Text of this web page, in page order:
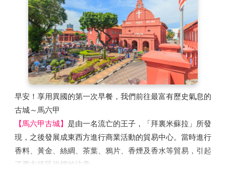
面積達101公頃，花園中巨大穹頂溫室培植著38萬株來自世
界不同地域的罕見稀有奇花異卉。南園區矗立令人驚歎的標
誌性超級樹（Supertree），兼具造型、科技以及環保的擎
天樹叢，是新加坡前五名的地標之一，同時也別錯過欣賞覆
蓋在牆面上的各式花卉。入夜後，擎天樹叢隨著音樂換成各
種顏色的燈光，絢爛而夢幻，誰都會禁不住停下腳步，甚至
躺下來欣賞那懾人的奇幻時刻。沿著海東花園兩公里長的濱
海長廊漫步，可盡覽濱海灣金融區空中輪廓線的迷人繁華景
色。
濱海灣花園這裡每晚分時段呈現精彩的 Garden Rhapsody
燈光秀，所有超級樹會隨著背景音樂的節奏，變換不同色彩
和燈光效果，讓你有機會在高空享受震撼人心的視聽盛宴！
早安！享用異國的第一次早餐，我們前往最富有歷史氣息的
古城～馬六甲
【馬六甲古城】 是由一名流亡的王子，「拜裏米蘇拉」所發
現，之後發展成東西方進行商業活動的貿易中心。當時進行
香料、黃金、絲綢、茶葉、鴉片、香煙及香水等貿易，引起
了西方殖民強權的注意。